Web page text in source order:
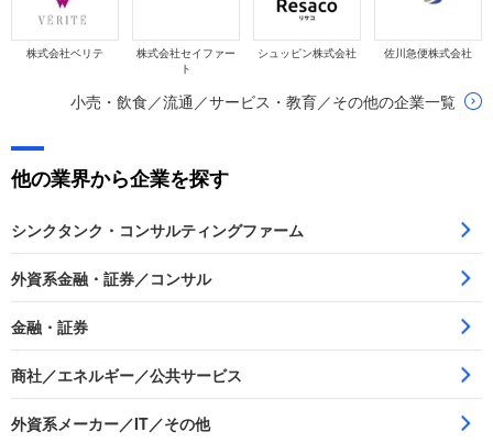
株式会社ベリテ
株式会社セイファー
ト
シュッピン株式会社 佐川急便株式会社
小売・飲食／流通／サービス・教育／その他の企業一覧
他の業界から企業を探す
シンクタンク・コンサルティングファーム
外資系金融・証券／コンサル
金融・証券
商社／エネルギー／公共サービス
外資系メーカー／IT／その他